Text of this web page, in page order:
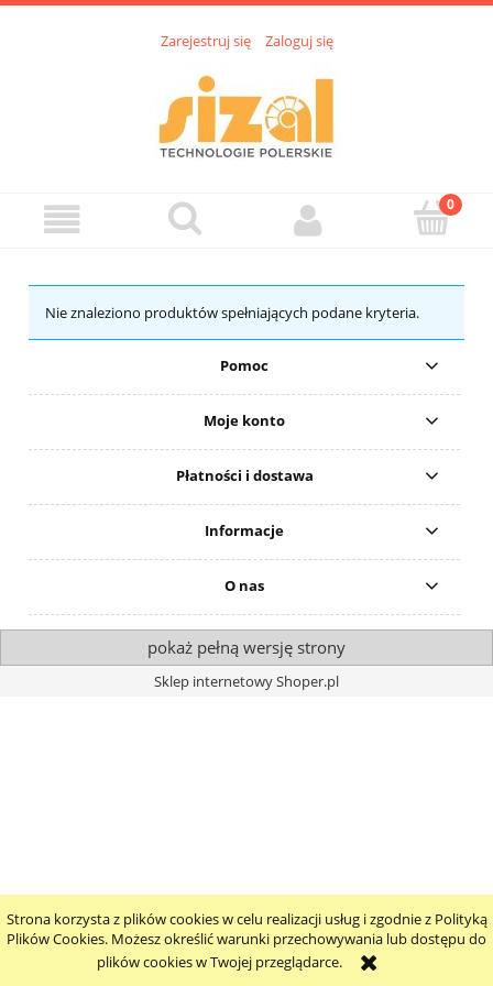
Strona korzysta z plików cookies w celu realizacji usług i zgodnie z Polityką
Plików Cookies. Możesz określić warunki przechowywania lub dostępu do
plików cookies w Twojej przeglądarce.
Zarejestruj się Zaloguj się
Nie znaleziono produktów spełniających podane kryteria.
Pomoc
Moje konto
Płatności i dostawa
Informacje
O nas
pokaż pełną wersję strony
Sklep internetowy Shoper.pl